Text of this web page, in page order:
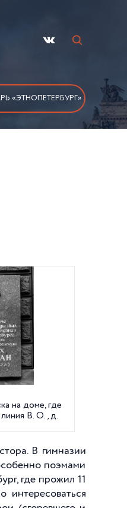
«ЭТНОПЕТЕРБУРГ»
на доме, где
В. О., д.
В гимназии
поэмами
где прожил 11
интересоваться